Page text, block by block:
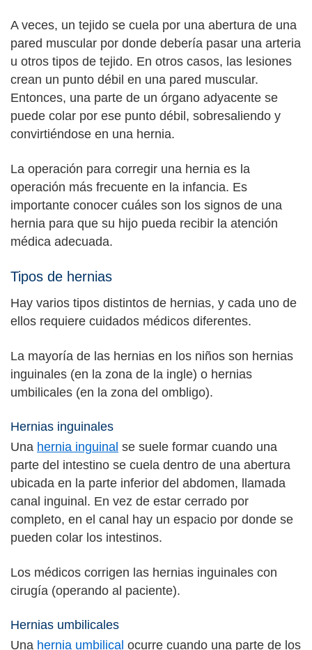
A veces, un tejido se cuela por una abertura de una
pared muscular por donde debería pasar una arteria
u otros tipos de tejido. En otros casos, las lesiones
crean un punto débil en una pared muscular.
Entonces, una parte de un órgano adyacente se
puede colar por ese punto débil, sobresaliendo y
convirtiéndose en una hernia.
La operación para corregir una hernia es la
operación más frecuente en la infancia. Es
importante conocer cuáles son los signos de una
hernia para que su hijo pueda recibir la atención
médica adecuada.
Tipos de hernias
Hay varios tipos distintos de hernias, y cada uno de
ellos requiere cuidados médicos diferentes.
La mayoría de las hernias en los niños son hernias
inguinales (en la zona de la ingle) o hernias
umbilicales (en la zona del ombligo).
Hernias inguinales
Una hernia inguinal se suele formar cuando una
parte del intestino se cuela dentro de una abertura
ubicada en la parte inferior del abdomen, llamada
canal inguinal. En vez de estar cerrado por
completo, en el canal hay un espacio por donde se
pueden colar los intestinos.
Los médicos corrigen las hernias inguinales con
cirugía (operando al paciente).
Hernias umbilicales
Una hernia umbilical ocurre cuando una parte de los